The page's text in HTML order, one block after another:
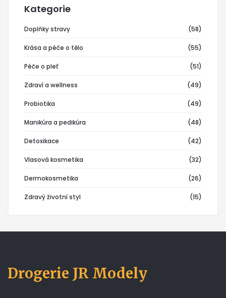
Kategorie
Doplňky stravy (58)
Krása a péče o tělo (55)
Péče o pleť (51)
Zdraví a wellness (49)
Probiotika (49)
Manikúra a pedikúra (48)
Detoxikace (42)
Vlasová kosmetika (32)
Dermokosmetika (26)
Zdravý životní styl (15)
Drogerie JR Modely